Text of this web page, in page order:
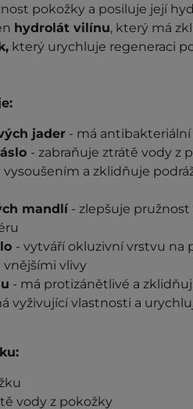
pokožky a posiluje její
hydrolát vilínu, který má
který urychluje regeneraci
jader - má
- zabraňuje ztrátě vody z
a zklidňuje
mandlí- zlepšuje pružnost
- vytváří okluzivní vrstvu na
vlivy
- má protizánětlivé a
vyživující vlastnosti a
vody z pokožky